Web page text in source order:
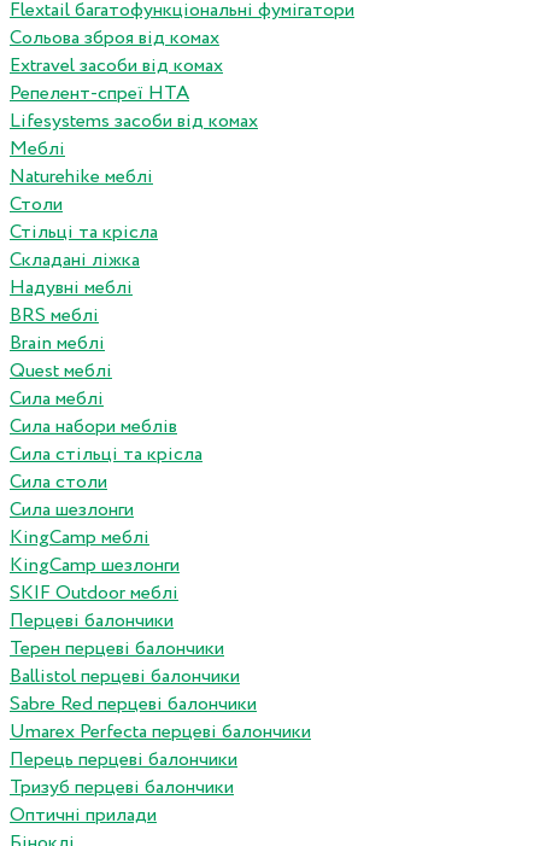
Flextail багатофункціональні фумігатори
Сольова зброя від комах
Extravel засоби від комах
Репелент-спреї HTA
Lifesystems засоби від комах
Меблі
Naturehike меблі
Столи
Стільці та крісла
Складані ліжка
Надувні меблі
BRS меблі
Brain меблі
Quest меблі
Сила меблі
Сила набори меблів
Сила стільці та крісла
Сила столи
Сила шезлонги
KingCamp меблі
KingCamp шезлонги
SKIF Outdoor меблі
Перцеві балончики
Терен перцеві балончики
Ballistol перцеві балончики
Sabre Red перцеві балончики
Umarex Perfecta перцеві балончики
Перець перцеві балончики
Тризуб перцеві балончики
Оптичні прилади